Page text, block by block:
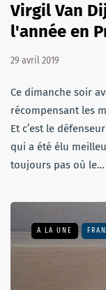
Virgil Van
l'année en
29 avril 2019
Ce dimanche soir
récompensant les
Et c’est le
qui a été élu
toujours pas où le…
A LA UNE